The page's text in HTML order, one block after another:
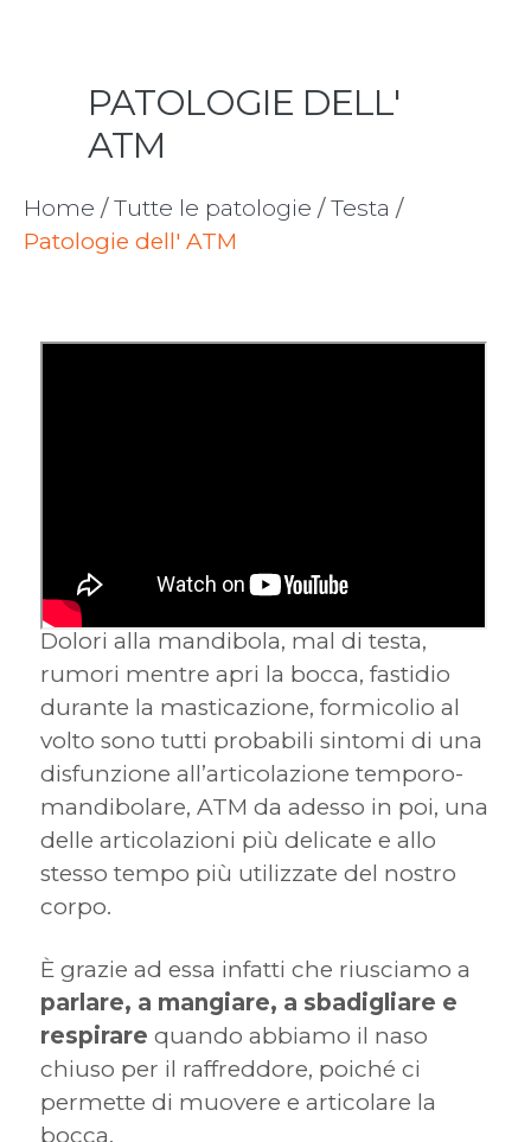
PATOLOGIE DELL'
ATM
Home /Tutte le patologie /Testa /
Patologie dell' ATM
Dolori alla mandibola, mal di testa,
rumori mentre apri la bocca, fastidio
durante la masticazione, formicolio al
volto sono tutti probabili sintomi di una
disfunzione all’articolazione temporo-
mandibolare, ATM da adesso in poi, una
delle articolazioni più delicate e allo
stesso tempo più utilizzate del nostro
corpo.
È grazie ad essa infatti che riusciamo a
parlare, a mangiare, a sbadigliare e
respirare quando abbiamo il naso
chiuso per il raffreddore, poiché ci
permette di muovere e articolare la
bocca.